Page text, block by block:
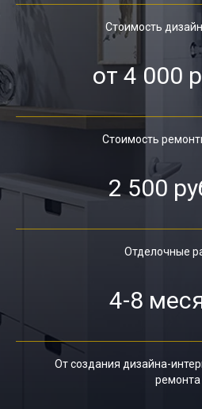
Стоимость
от 4 000
Стоимость
2 500
Отделочные
4-8
От создания дизайна-
ремонта